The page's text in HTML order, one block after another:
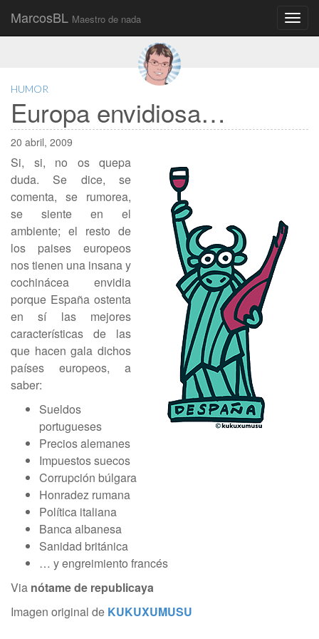
MarcosBL Maestro de nada
HUMOR
Europa envidiosa…
20 abril, 2009
Si, si, no os quepa
duda. Se dice, se
comenta, se rumorea,
se siente en el
ambiente; el resto de
los paises europeos
nos tienen una insana y
cochinácea envidia
porque España ostenta
en sí las mejores
características de las
que hacen gala dichos
países europeos, a
saber:
Sueldos
portugueses
Precios alemanes
Impuestos suecos
Corrupción búlgara
Honradez rumana
Política italiana
Banca albanesa
Sanidad británica
… y engreimiento francés
Via nótame de republicaya
Imagen original de KUKUXUMUSU